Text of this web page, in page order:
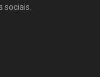
sociais.